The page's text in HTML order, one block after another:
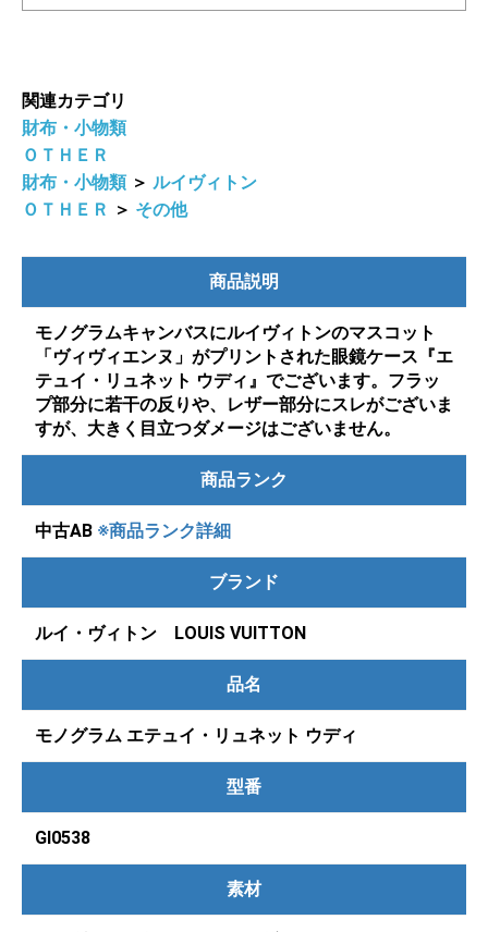
関連カテゴリ
財布・小物類
ＯＴＨＥＲ
財布・小物類 ＞ ルイヴィトン
ＯＴＨＥＲ ＞ その他
商品説明
モノグラムキャンバスにルイヴィトンのマスコット
「ヴィヴィエンヌ」がプリントされた眼鏡ケース『エ
テュイ・リュネット ウディ』でございます。フラッ
プ部分に若干の反りや、レザー部分にスレがございま
すが、大きく目立つダメージはございません。
商品ランク
中古AB ※商品ランク詳細
ブランド
ルイ・ヴィトン LOUIS VUITTON
品名
モノグラム エテュイ・リュネット ウディ
型番
GI0538
素材